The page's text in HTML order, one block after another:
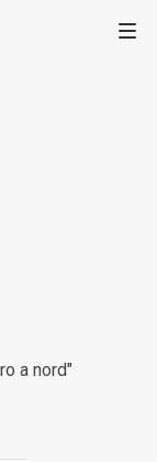
a nord"